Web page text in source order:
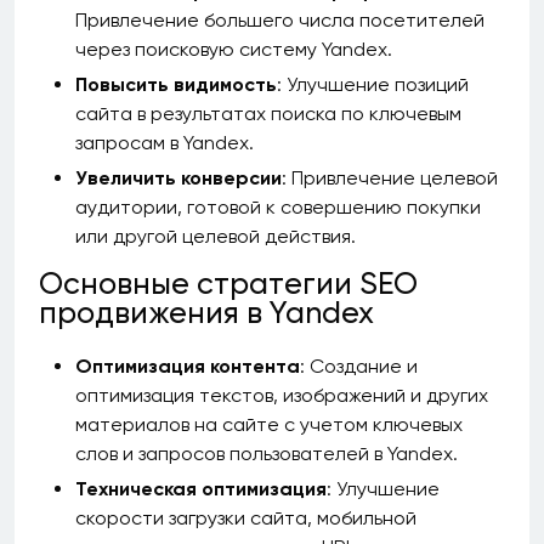
Привлечение большего числа посетителей
через поисковую систему Yandex.
Повысить видимость: Улучшение позиций
сайта в результатах поиска по ключевым
запросам в Yandex.
Увеличить конверсии: Привлечение целевой
аудитории, готовой к совершению покупки
или другой целевой действия.
Основные стратегии SEO
продвижения в Yandex
Оптимизация контента: Создание и
оптимизация текстов, изображений и других
материалов на сайте с учетом ключевых
слов и запросов пользователей в Yandex.
Техническая оптимизация: Улучшение
скорости загрузки сайта, мобильной